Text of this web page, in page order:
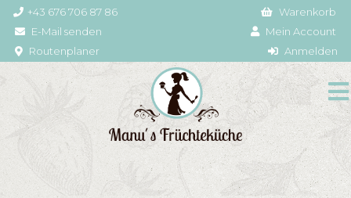
+43 676 706 87 86
E-Mail senden
Routenplaner
Warenkorb
Mein Account
Anmelden